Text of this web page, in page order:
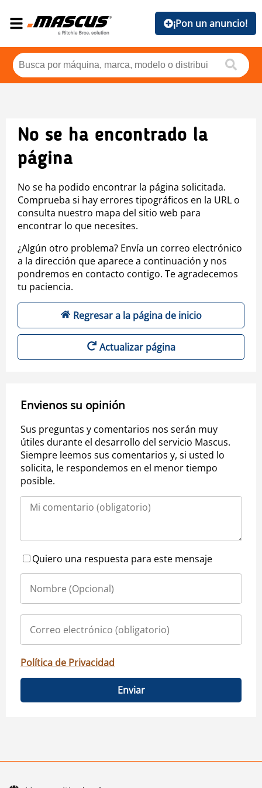
¡Pon un anuncio!
No se ha encontrado la
página
No se ha podido encontrar la página solicitada.
Comprueba si hay errores tipográficos en la URL o
consulta nuestro mapa del sitio web para
encontrar lo que necesites.
¿Algún otro problema? Envía un correo electrónico
a la dirección que aparece a continuación y nos
pondremos en contacto contigo. Te agradecemos
tu paciencia.
Regresar a la página de inicio
Actualizar página
Envienos su opinión
Sus preguntas y comentarios nos serán muy
útiles durante el desarrollo del servicio Mascus.
Siempre leemos sus comentarios y, si usted lo
solicita, le respondemos en el menor tiempo
posible.
Quiero una respuesta para este mensaje
Política de Privacidad
Enviar